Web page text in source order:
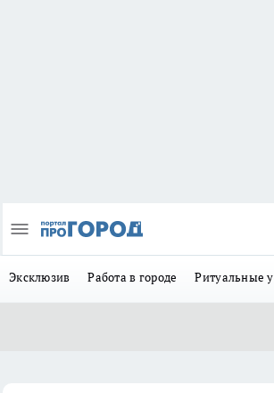
Эксклюзив Работа в городе Ритуальные